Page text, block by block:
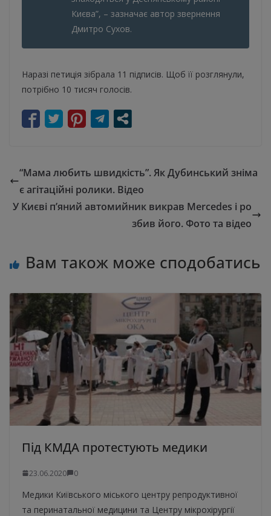
Києва”, – зазначає автор звернення
Дмитро Сухов.
Наразі петиція зібрала 11 підписів. Щоб її розглянули,
потрібно 10 тисяч голосів.
“Мама любить швидкість”. Як Дубинський зніма
є агітаційні ролики. Відео
У Києві п’яний автомийник викрав Mercedes і ро
збив його. Фото та відео
Вам також може сподобатись
Під КМДА протестують медики
23.06.2020 0
Медики Київського міського центру репродуктивної
та перинатальної медицини та Центру мікрохірургії